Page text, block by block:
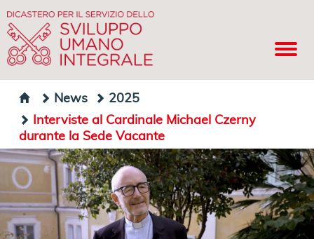
News
2025
Interviste al Cardinale Michael Czerny
durante la Sede Vacante